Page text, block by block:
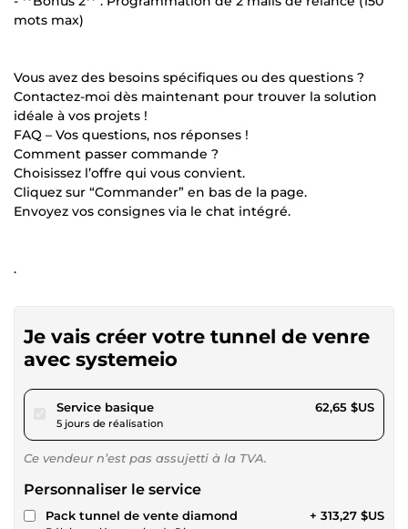
mots max)
Vous avez des besoins spécifiques ou des questions ?
Contactez-moi dès maintenant pour trouver la solution
idéale à vos projets !
FAQ – Vos questions, nos réponses !
Comment passer commande ?
Choisissez l’offre qui vous convient.
Cliquez sur “Commander” en bas de la page.
Envoyez vos consignes via le chat intégré.
.
Je vais créer votre tunnel de venre
avec systemeio
Service basiquepour 57,75 $US
5 jours de réalisation
62,65 $US
Ce vendeur n’est pas assujetti à la TVA.
Personnaliser le service
Pack tunnel de vente diamond + 313,27 $US